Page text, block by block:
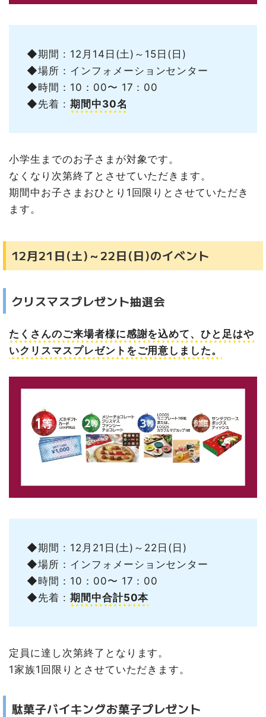
◆期間 : 12月14日(土)～15日(日)
◆場所：インフォメーションセンター
◆時間：10：00〜 17：00
◆先着 : 期間中30名
小学生までのお子さまが対象です。
なくなり次第終了とさせていただきます。
期間中お子さまおひとり1回限りとさせていただき
ます。
12月21日(土)～22日(日)のイベント
クリスマスプレゼント抽選会
たくさんのご来場者様に感謝を込めて、ひと足はや
いクリスマスプレゼントをご用意しました。
◆期間 : 12月21日(土)～22日(日)
◆場所：インフォメーションセンター
◆時間：10：00〜 17：00
◆先着 : 期間中合計50本
定員に達し次第終了となります。
1家族1回限りとさせていただきます。
駄菓子バイキングお菓子プレゼント